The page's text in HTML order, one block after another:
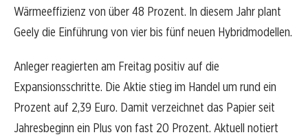
Wärmeeffizienz von über 48 Prozent. In diesem Jahr plant
Geely die Einführung von vier bis fünf neuen Hybridmodellen.
Anleger reagierten am Freitag positiv auf die
Expansionsschritte. Die Aktie stieg im Handel um rund ein
Prozent auf 2,39 Euro. Damit verzeichnet das Papier seit
Jahresbeginn ein Plus von fast 20 Prozent. Aktuell notiert